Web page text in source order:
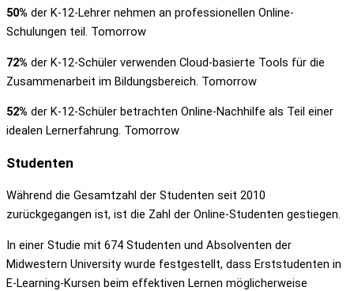
50% der K-12-Lehrer nehmen an professionellen Online-
Schulungen teil. Tomorrow
72% der K-12-Schüler verwenden Cloud-basierte Tools für die
Zusammenarbeit im Bildungsbereich. Tomorrow
52% der K-12-Schüler betrachten Online-Nachhilfe als Teil einer
idealen Lernerfahrung. Tomorrow
Studenten
Während die Gesamtzahl der Studenten seit 2010
zurückgegangen ist, ist die Zahl der Online-Studenten gestiegen.
In einer Studie mit 674 Studenten und Absolventen der
Midwestern University wurde festgestellt, dass Erststudenten in
E-Learning-Kursen beim effektiven Lernen möglicherweise